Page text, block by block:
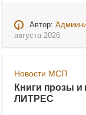
Автор:
августа 2026
Новости МСП
Книги прозы и
ЛИТРЕС